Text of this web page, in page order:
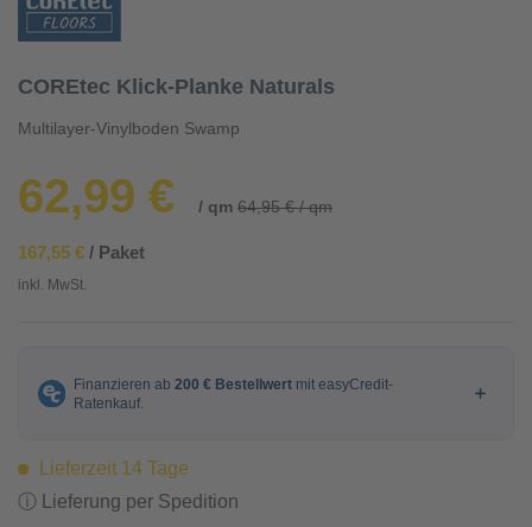
COREtec Klick-Planke Naturals
Multilayer-Vinylboden Swamp
62,99 € / qm 64,95 € / qm
167,55 € / Paket
inkl. MwSt.
Lieferzeit 14 Tage
ⓘ Lieferung per Spedition